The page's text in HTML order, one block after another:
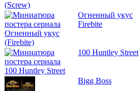
Огненный укус
Firebite
100 Huntley Street
Bigg Boss